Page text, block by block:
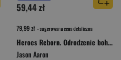
59,44 zł
79,99 zł - sugerowana cena detaliczna
Heroes Reborn. Odrodzenie bohaterów. Najpotężniejsi obrońcy Ameryki. Marvel Fresh
Jason Aaron